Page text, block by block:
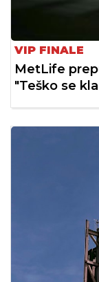
VIP FINALE
MetLife
"Teško se